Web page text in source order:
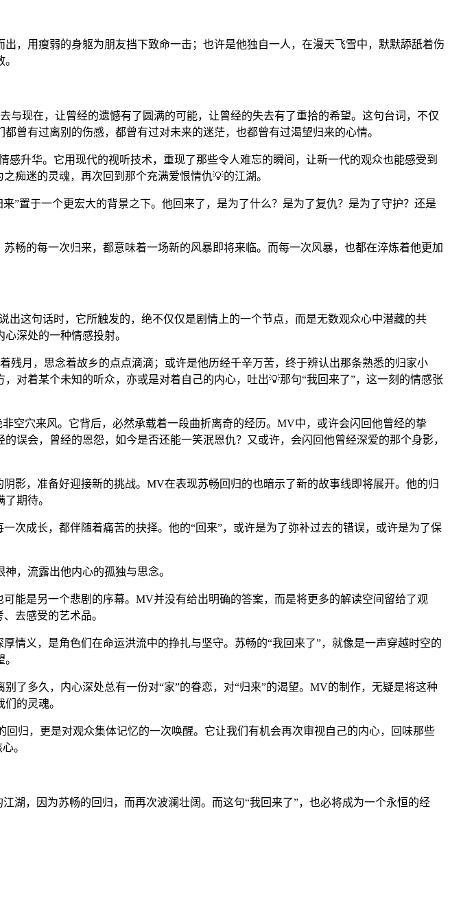
，用瘦弱的身躯为朋友挡下致命一击；也许是他独自一人，在漫天飞雪中，默默舔舐着伤
现在，让曾经的遗憾有了圆满的可能，让曾经的失去有了重拾的希望。这句台词，不仅
曾有过离别的伤感，都曾有过对未来的迷茫，也都曾有过渴望归来的心情。
升华。它用现代的视听技术，重现了那些令人难忘的瞬间，让新一代的观众也能感受到
痴迷的灵魂，再次回到那个充满爱恨情仇💡的江湖。
”置于一个更宏大的背景之下。他回来了，是为了什么？是为了复仇？是为了守护？还是
畅的每一次归来，都意味着一场新的风暴即将来临。而每一次风暴，也都在淬炼着他更加
这句话时，它所触发的，绝不仅仅是剧情上的一个节点，而是无数观众心中潜藏的共
深处的一种情感投射。
月，思念着故乡的点点滴滴；或许是他历经千辛万苦，终于辨认出那条熟悉的归家小
对着某个未知的听众，亦或是对着自己的内心，吐出💡那句“我回来了”，这一刻的情感张
空穴来风。它背后，必然承载着一段曲折离奇的经历。MV中，或许会闪回他曾经的挚
误会，曾经的恩怨，如今是否还能一笑泯恩仇？又或许，会闪回他曾经深爱的那个身影，
影，准备好迎接新的挑战。MV在表现苏畅回归的也暗示了新的故事线即将展开。他的归
期待。
次成长，都伴随着痛苦的抉择。他的“回来”，或许是为了弥补过去的错误，或许是为了保
，流露出他内心的孤独与思念。
能是另一个悲剧的序幕。MV并没有给出明确的答案，而是将更多的解读空间留给了观
去感受的艺术品。
情义，是角色们在命运洪流中的挣扎与坚守。苏畅的“我回来了”，就像是一声穿越时空的
了多久，内心深处总有一份对“家”的眷恋，对“归来”的渴望。MV的制作，无疑是将这种
的灵魂。
归，更是对观众集体记忆的一次唤醒。它让我们有机会再次审视自己的内心，回味那些
。
湖，因为苏畅的回归，而再次波澜壮阔。而这句“我回来了”，也必将成为一个永恒的经